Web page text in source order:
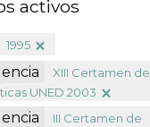
activos
1995
XIII Certamen de
UNED 2003
III Certamen de